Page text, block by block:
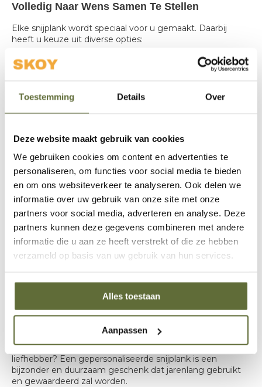
Toestemming Details Over
Deze website maakt gebruik van cookies
We gebruiken cookies om content en advertenties te
personaliseren, om functies voor social media te bieden
en om ons websiteverkeer te analyseren. Ook delen we
informatie over uw gebruik van onze site met onze
partners voor social media, adverteren en analyse. Deze
partners kunnen deze gegevens combineren met andere
informatie die u aan ze heeft verstrekt of die ze hebben
verzameld op basis van uw gebruik van hun services.
Alles toestaan
Aanpassen
Volledig Naar Wens Samen Te Stellen
Elke snijplank wordt speciaal voor u gemaakt. Daarbij
heeft u keuze uit diverse opties:
Maatwerk afmetingen
Personalisatie met naam, tekst of logo
opstelling, keuken of buitenkeuken.
Geschikt Voor Bereiden én Presenteren
Onze snijplanken zijn veelzijdig inzetbaar:
Voorbereiden en snijden van vlees
Aansnijden van brisket, pulled pork en spareribs
Presenteren van BBQ-gerechten
Luxe serveer- en borrelplank
Dankzij de hoogwaardige afwerking zijn de planken zowel
praktisch als een echte blikvanger op tafel.
Een Uniek Cadeau
Op zoek naar een origineel cadeau voor een BBQ-
liefhebber? Een gepersonaliseerde snijplank is een
bijzonder en duurzaam geschenk dat jarenlang gebruikt
en gewaardeerd zal worden.